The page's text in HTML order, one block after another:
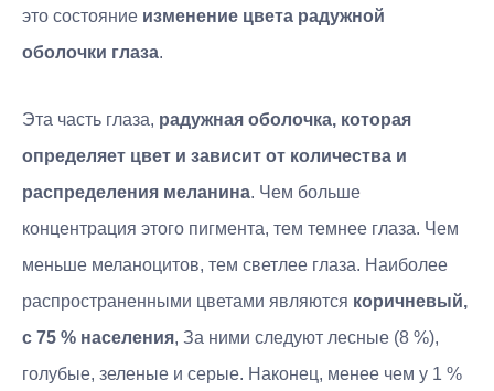
это состояние изменение цвета радужной
оболочки глаза.
Эта часть глаза, радужная оболочка, которая
определяет цвет и зависит от количества и
распределения меланина. Чем больше
концентрация этого пигмента, тем темнее глаза. Чем
меньше меланоцитов, тем светлее глаза. Наиболее
распространенными цветами являются коричневый,
с 75 % населения, За ними следуют лесные (8 %),
голубые, зеленые и серые. Наконец, менее чем у 1 %